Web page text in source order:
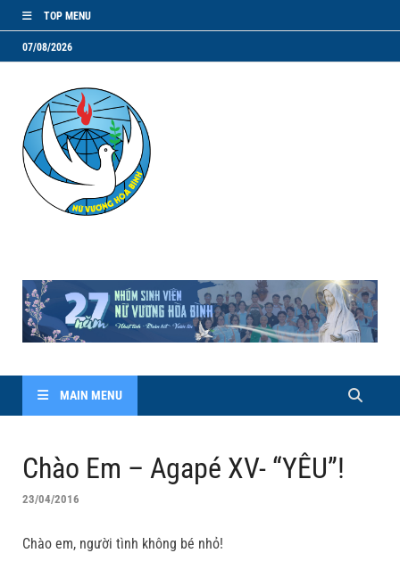
TOP MENU
07/08/2026
MAIN MENU
Chào Em – Agapé XV- “YÊU”!
23/04/2016
Chào em, người tình không bé nhỏ!